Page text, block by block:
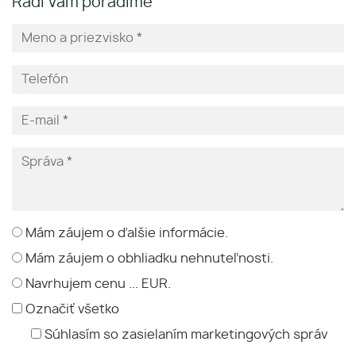
Mám záujem o ďalšie informácie.
Mám záujem o obhliadku nehnuteľnosti.
Navrhujem cenu ... EUR.
Označiť všetko
Súhlasím so zasielaním marketingových správ